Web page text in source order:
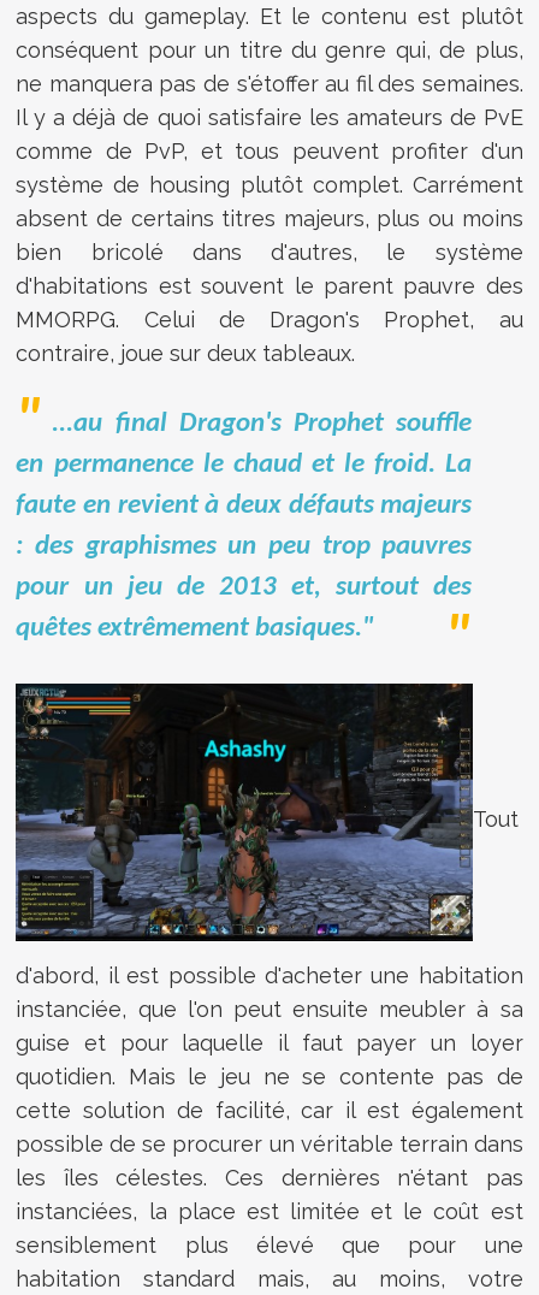
aspects du gameplay. Et le contenu est plutôt
conséquent pour un titre du genre qui, de plus,
ne manquera pas de s'étoffer au fil des semaines.
Il y a déjà de quoi satisfaire les amateurs de PvE
comme de PvP, et tous peuvent profiter d'un
système de housing plutôt complet. Carrément
absent de certains titres majeurs, plus ou moins
bien bricolé dans d'autres, le système
d'habitations est souvent le parent pauvre des
MMORPG. Celui de Dragon's Prophet, au
contraire, joue sur deux tableaux.
...au final Dragon's Prophet souffle
en permanence le chaud et le froid. La
faute en revient à deux défauts majeurs
: des graphismes un peu trop pauvres
pour un jeu de 2013 et, surtout des
quêtes extrêmement basiques."
Tout
d'abord, il est possible d'acheter une habitation
instanciée, que l'on peut ensuite meubler à sa
guise et pour laquelle il faut payer un loyer
quotidien. Mais le jeu ne se contente pas de
cette solution de facilité, car il est également
possible de se procurer un véritable terrain dans
les îles célestes. Ces dernières n'étant pas
instanciées, la place est limitée et le coût est
sensiblement plus élevé que pour une
habitation standard mais, au moins, votre